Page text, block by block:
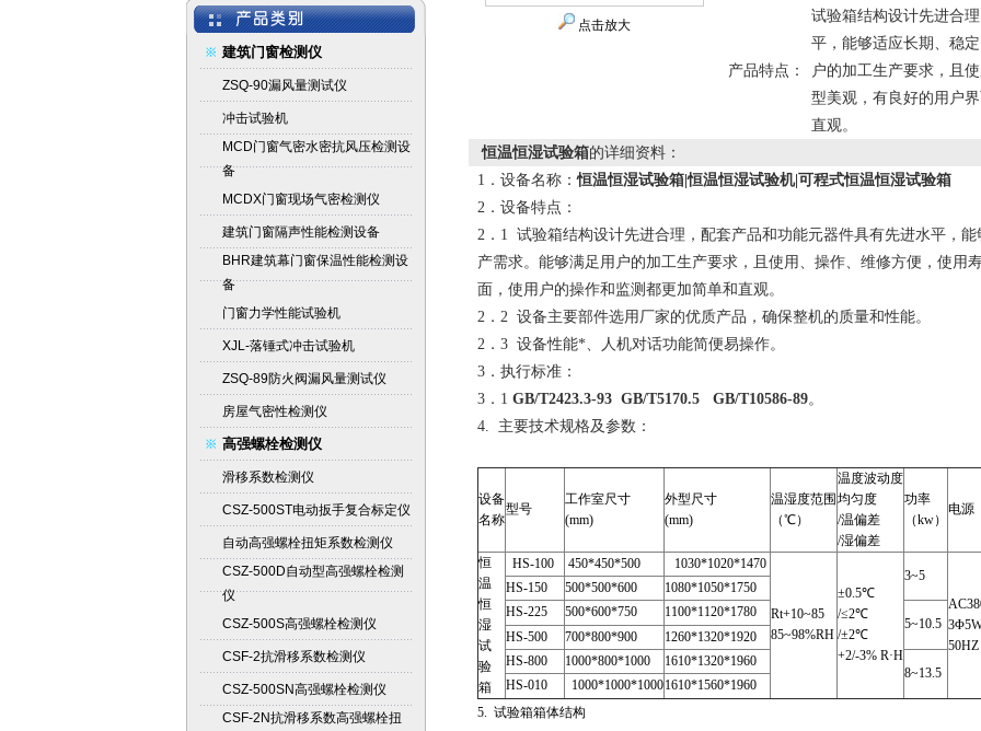
建筑门窗检测仪
ZSQ-90漏风量测试仪
冲击试验机
MCD门窗气密水密抗风压检测设
备
MCDX门窗现场气密检测仪
建筑门窗隔声性能检测设备
BHR建筑幕门窗保温性能检测设
备
门窗力学性能试验机
XJL-落锤式冲击试验机
ZSQ-89防火阀漏风量测试仪
房屋气密性检测仪
高强螺栓检测仪
滑移系数检测仪
CSZ-500ST电动扳手复合标定仪
自动高强螺栓扭矩系数检测仪
CSZ-500D自动型高强螺栓检测
仪
CSZ-500S高强螺栓检测仪
CSF-2抗滑移系数检测仪
CSZ-500SN高强螺栓检测仪
CSF-2N抗滑移系数高强螺栓扭
点击放大
产品特点：
试验箱结构设计先进合
平，能够适应长期、稳
户的加工生产要求，且
型美观，有良好的用户
直观。
恒温恒湿试验箱的详细资料：
1．设备名称：恒温恒湿试验箱|恒温恒湿试验机|可程式恒温恒湿试验箱
2．设备特点：
2．1 试验箱结构设计先进合理，配套产品和功能元器件具有先进水平，
产需求。能够满足用户的加工生产要求，且使用、操作、维修方便，使用
面，使用户的操作和监测都更加简单和直观。
2．2 设备主要部件选用厂家的优质产品，确保整机的质量和性能。
2．3 设备性能*、人机对话功能简便易操作。
3．执行标准：
3．1 GB/T2423.3-93 GB/T5170.5 GB/T10586-89。
4. 主要技术规格及参数：
设备
名称
型号
工作室尺寸
(mm)
外型尺寸
(mm)
温湿度范围
（℃）
温度波动度
均匀度
/温偏差
/湿偏差
功率
（kw）
电源
恒
温
恒
湿
试
验
箱
HS-100 450*450*500 1030*1020*1470
Rt+10~85
85~98%RH
±0.5℃
/≤2℃
/±2℃
+2/-3% R·H
3~5
50HZ
HS-150 500*500*600
1080*1050*1750
HS-225
500*600*750 1100*1120*1780
5~10.5
HS-500
700*800*900
1260*1320*1920
HS-800
1000*800*1000 1610*1320*1960
8~13.5
HS-010 1000*1000*10001610*1560*1960
5. 试验箱箱体结构